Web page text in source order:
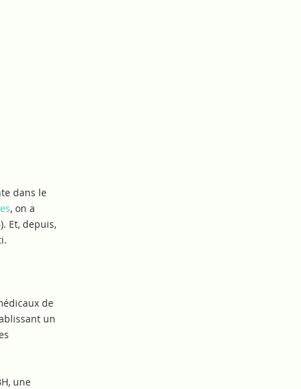
dans le
, on a
Et, depuis,
de
un
une